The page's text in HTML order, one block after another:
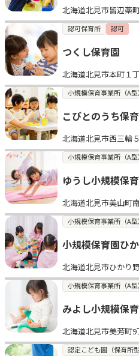
北海道北見市留辺蘂
認可保育所 認可
つくし保育園
北海道北見市本町１
小規模保育事業所（A型）
こびとのうち保
北海道北見市西三輪
小規模保育事業所（A型）
ゆうし小規模保
北海道北見市美山町
小規模保育事業所（A型）
小規模保育園ひ
北海道北見市ひかり
小規模保育事業所（A型）
みよし小規模保
北海道北見市美芳町9
認定こども園（保育所型